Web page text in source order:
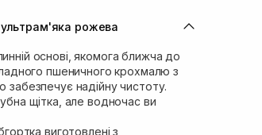
23 (ТЦ Екватор) В наявності
ультрам'яка рожева
основі, якомога ближча до
пшеничного крохмалю з
надійну чистоту.
щітка, але водночас ви
виготовлені з